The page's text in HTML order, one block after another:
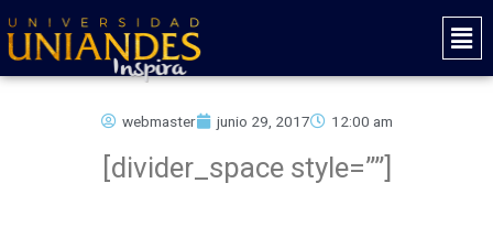
al
contenido
Main
webmaster junio 29, 2017 12:00 am
[divider_space style=””]